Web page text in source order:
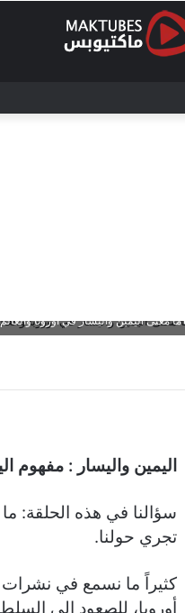
ما معنى اليمين واليسار في أوروبا والعالم
اليمين واليسار : مفهوم
سؤالنا في هذه الحلقة:
تجري حولنا.
كثيراً ما نسمع في نشرات
أوروبا، للصعود إلى